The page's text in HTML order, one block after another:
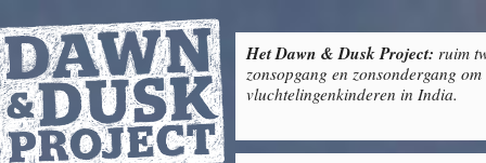
Het Dawn & Dusk Project: ruim
zonsopgang en zonsondergang
vluchtelingenkinderen in India.